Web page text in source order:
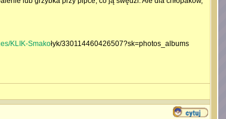
KLIK-Smakołyk/330114460426507?sk=photos_albums